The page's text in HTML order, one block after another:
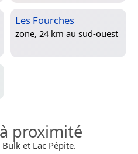
Les Fourches
zone, 24 km au sud-ouest
proximité
et Lac Pépite.